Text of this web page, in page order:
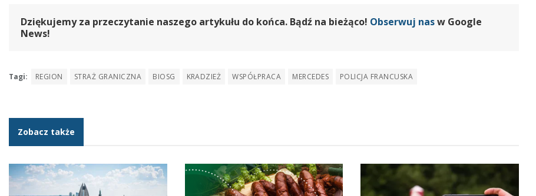
Dziękujemy za przeczytanie naszego artykułu do końca. Bądź na bieżąco! Obserwuj nasw Google
News!
Tagi: REGION STRAŻ GRANICZNA BIOSG KRADZIEŻ WSPÓŁPRACA MERCEDES POLICJA FRANCUSKA
Zobacz także